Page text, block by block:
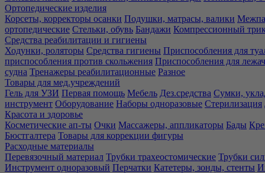
Ортопедические изделия
Корсеты, корректоры осанки Подушки, матрасы, валики
ортопедические Стельки, обувь Бандажи Компрессионный
Средства реабилитации и гигиены
Ходунки, роляторы Средства гигиены Приспособления для
приспособления против скольжения Приспособления для
судна Тренажеры реабилитационные Разное
Товары для мед.учреждений
Гель для УЗИ Первая помощь Мебель Дез.средства Сумки,
инструмент Оборудование Наборы одноразовые Стерилизация
Красота и здоровье
Косметические ап-ты Очки Массажеры, аппликаторы Бады
Бюстгалтера Товары для коррекции фигуры
Расходные материалы
Перевязочный материал Трубки трахеостомические Трубки
Инструмент одноразовый Перчатки Катетеры, зонды, стенты